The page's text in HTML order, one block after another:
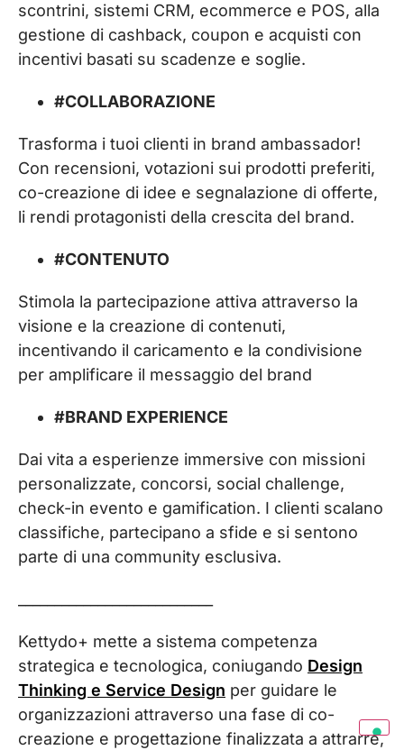
scontrini, sistemi CRM, ecommerce e POS, alla
gestione di cashback, coupon e acquisti con
incentivi basati su scadenze e soglie.
#COLLABORAZIONE
Trasforma i tuoi clienti in brand ambassador!
Con recensioni, votazioni sui prodotti preferiti,
co-creazione di idee e segnalazione di offerte,
li rendi protagonisti della crescita del brand.
#CONTENUTO
Stimola la partecipazione attiva attraverso la
visione e la creazione di contenuti,
incentivando il caricamento e la condivisione
per amplificare il messaggio del brand
#BRAND EXPERIENCE
Dai vita a esperienze immersive con missioni
personalizzate, concorsi, social challenge,
check-in evento e gamification. I clienti scalano
classifiche, partecipano a sfide e si sentono
parte di una community esclusiva.
Kettydo+ mette a sistema competenza
strategica e tecnologica, coniugando Design
Thinking e Service Design per guidare le
organizzazioni attraverso una fase di co-
creazione e progettazione finalizzata a attrarre,